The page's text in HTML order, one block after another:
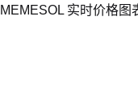
MEMESOL 实时价格图